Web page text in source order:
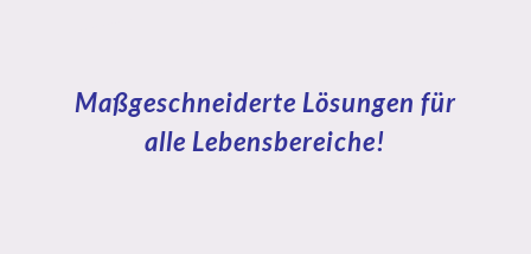
Maßgeschneiderte Lösungen für
alle Lebensbereiche!